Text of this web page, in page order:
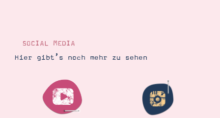
SOCIAL MEDIA
Hier gibt’s noch mehr zu sehen